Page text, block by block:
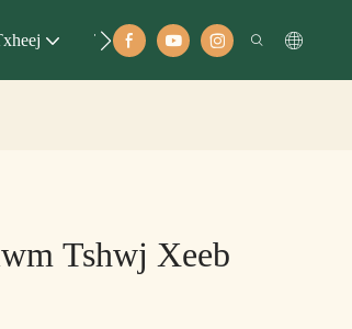
Tubt
Tshwj Xeeb